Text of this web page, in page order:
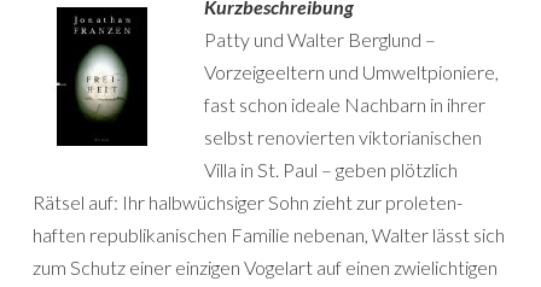
Kurzbeschreibung
Patty und Walter Berglund –
Vorzeigeeltern und Umweltpioniere,
fast schon ideale Nachbarn in ihrer
selbst renovierten viktorianischen
Villa in St. Paul – geben plötzlich
Rätsel auf: Ihr halbwüchsiger Sohn zieht zur proleten­
haften repub­likanischen Familie nebenan, Walter lässt sich
zum Schutz einer einzigen Vogelart auf einen zwielichtigen